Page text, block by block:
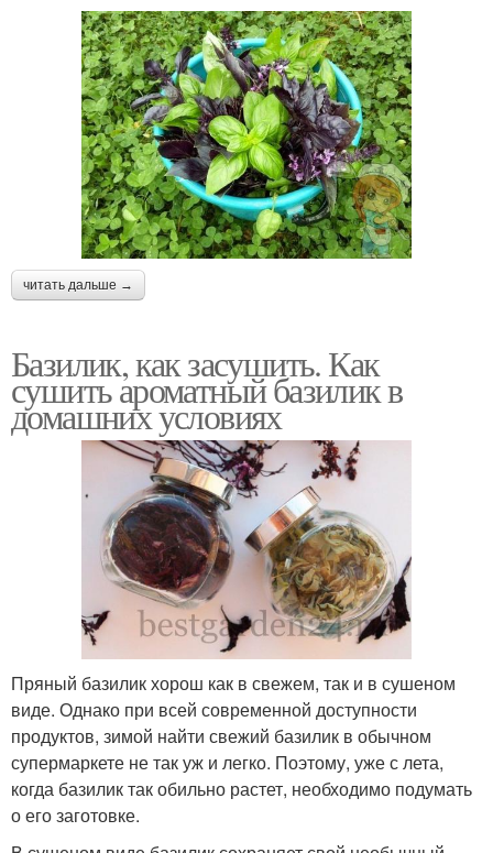
читать дальше →
Базилик, как засушить. Как
сушить ароматный базилик в
домашних условиях
Пряный базилик хорош как в свежем, так и в сушеном
виде. Однако при всей современной доступности
продуктов, зимой найти свежий базилик в обычном
супермаркете не так уж и легко. Поэтому, уже с лета,
когда базилик так обильно растет, необходимо подумать
о его заготовке.